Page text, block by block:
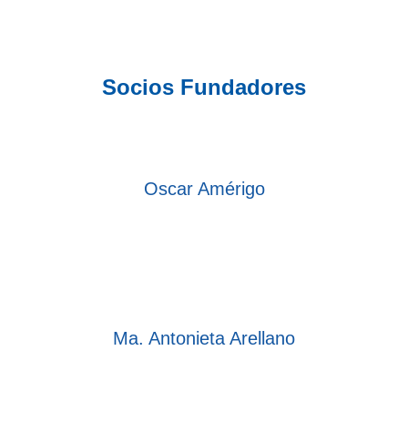
Socios Fundadores
Oscar Amérigo
Ma. Antonieta Arellano